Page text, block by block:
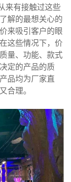
来有接触过这些
解的最想关心的
来吸引客户的眼
这些情况下，价
量、功能、款式
定的产品的质
品均为厂家直
合理。